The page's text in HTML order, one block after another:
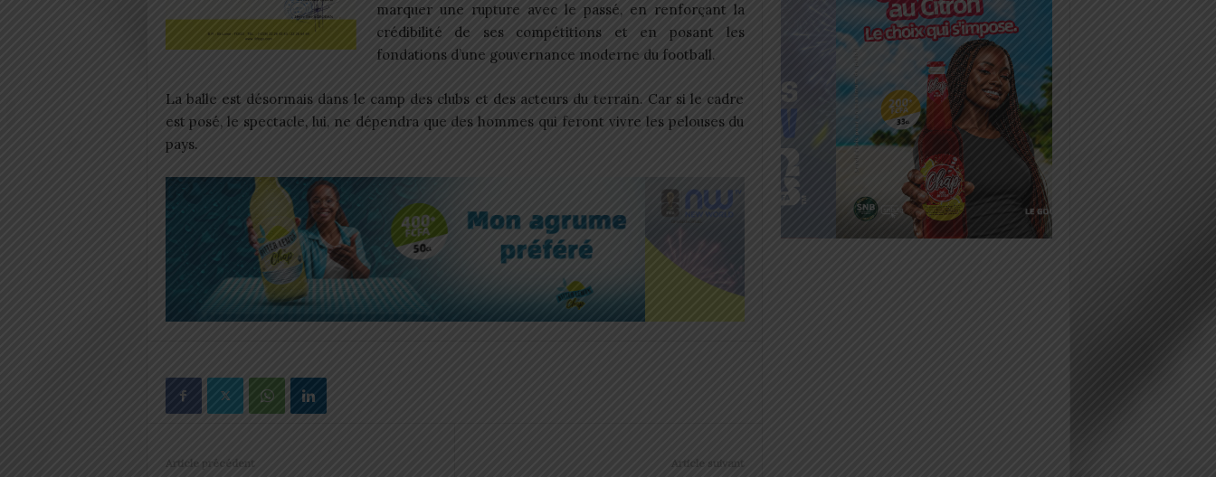
marquer une rupture avec le passé, en renforçant la
crédibilité de ses compétitions et en posant les
fondations d’une gouvernance moderne du football.
La balle est désormais dans le camp des clubs et des acteurs du terrain. Car si le cadre
est posé, le spectacle, lui, ne dépendra que des hommes qui feront vivre les pelouses du
pays.
Article précédent Article suivant